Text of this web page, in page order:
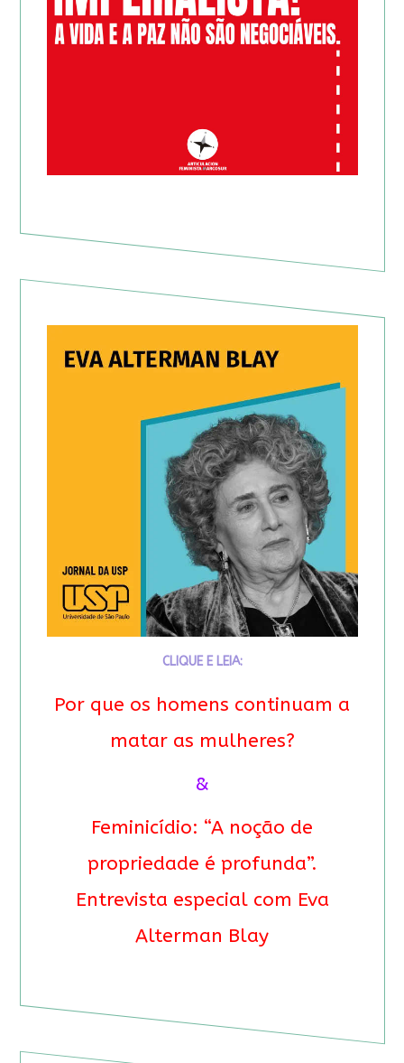
CLIQUE E LEIA:
Por que os homens continuam a
matar as mulheres?
&
Feminicídio: “A noção de
propriedade é profunda”.
Entrevista especial com Eva
Alterman Blay